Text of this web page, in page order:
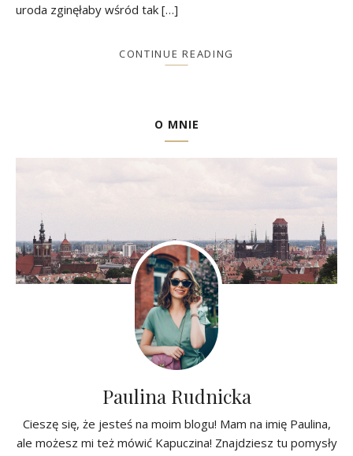
uroda zginęłaby wśród tak […]
CONTINUE READING
O MNIE
Paulina Rudnicka
Cieszę się, że jesteś na moim blogu! Mam na imię Paulina,
ale możesz mi też mówić Kapuczina! Znajdziesz tu pomysły